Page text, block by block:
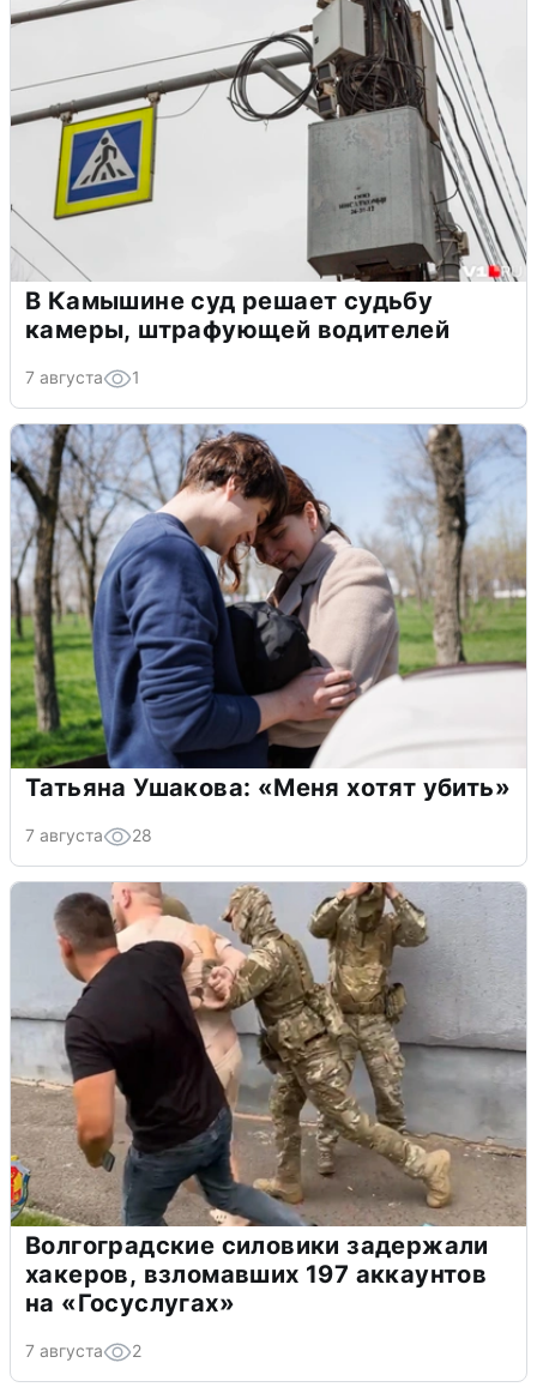
В Камышине суд решает судьбу
камеры, штрафующей водителей
7 августа 1
Татьяна Ушакова: «Меня хотят убить»
7 августа 28
Волгоградские силовики задержали
хакеров, взломавших 197 аккаунтов
на «Госуслугах»
7 августа 2